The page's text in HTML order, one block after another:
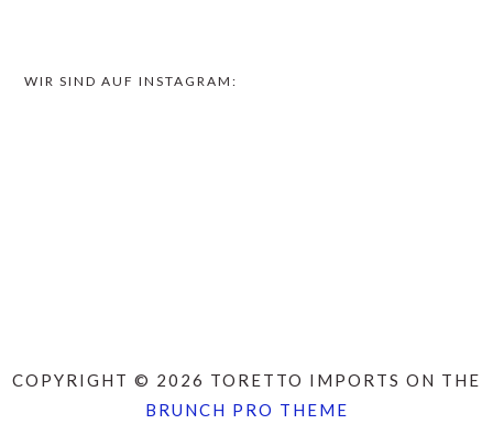
WIR SIND AUF INSTAGRAM:
COPYRIGHT © 2026 TORETTO IMPORTS ON THE
BRUNCH PRO THEME